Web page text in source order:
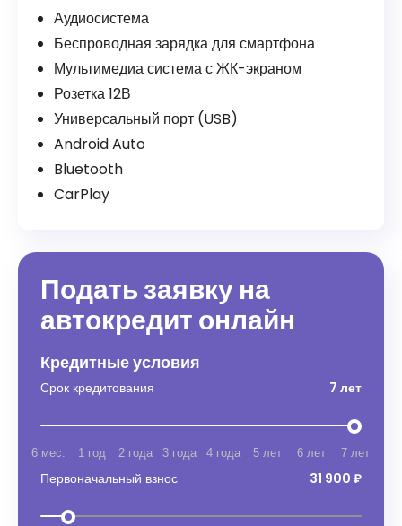
Аудиосистема
Беспроводная зарядка для смартфона
Мультимедиа система с ЖК-экраном
Розетка 12В
Универсальный порт (USB)
Android Auto
Bluetooth
CarPlay
Подать заявку на
автокредит онлайн
Кредитные условия
Срок кредитования 7 лет
6 мес. 1 год 2 года 3 года 4 года 5 лет 6 лет 7 лет
Первоначальный взнос 31 900 ₽